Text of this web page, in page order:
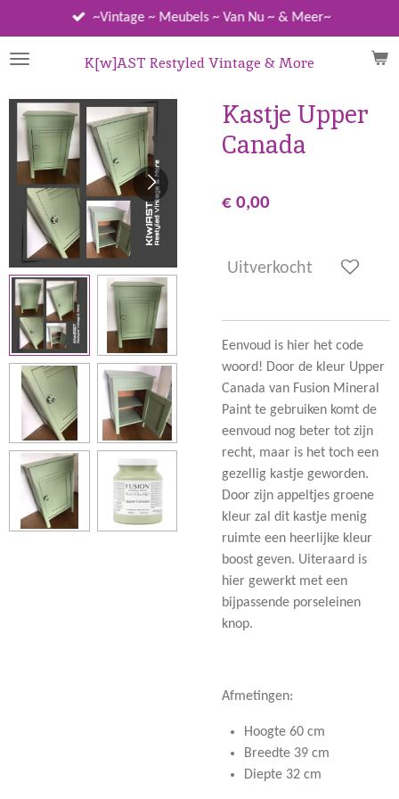
direct
naar
hoofdinhoud
K[w]AST Restyled Vintage & More
~Vintage ~ Meubels ~ Van Nu ~ & Meer~
Kastje Upper
Canada
€ 0,00
Uitverkocht
Eenvoud is hier het code
woord! Door de kleur Upper
Canada van Fusion Mineral
Paint te gebruiken komt de
eenvoud nog beter tot zijn
recht, maar is het toch een
gezellig kastje geworden.
Door zijn appeltjes groene
kleur zal dit kastje menig
ruimte een heerlijke kleur
boost geven. Uiteraard is
hier gewerkt met een
bijpassende porseleinen
knop.
Afmetingen:
Hoogte 60 cm
Breedte 39 cm
Diepte 32 cm